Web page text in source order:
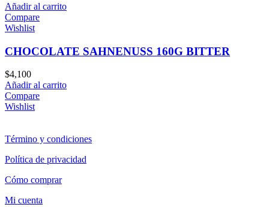
Añadir al carrito
Compare
Wishlist
CHOCOLATE SAHNENUSS 160G BITTER
$4,100
Añadir al carrito
Compare
Wishlist
Término y condiciones
Política de privacidad
Cómo comprar
Mi cuenta